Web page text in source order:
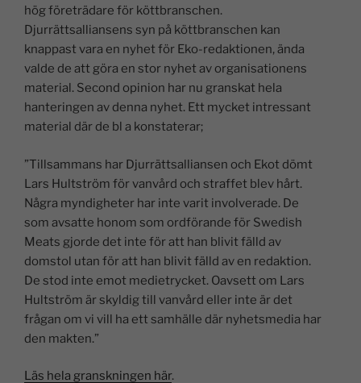
hög företrädare för köttbranschen.
Djurrättsalliansens syn på köttbranschen kan
knappast vara en nyhet för Eko-redaktionen, ända
valde de att göra en stor nyhet av organisationens
material. Second opinion har nu granskat hela
hanteringen av denna nyhet. Ett mycket intressant
material där de bl a konstaterar;
”Tillsammans har Djurrättsalliansen och Ekot dömt
Lars Hultström för vanvård och straffet blev hårt.
Några myndigheter har inte varit involverade. De
som avsatte honom som ordförande för Swedish
Meats gjorde det inte för att han blivit fälld av
domstol utan för att han blivit fälld av en redaktion.
De stod inte emot medietrycket. Oavsett om Lars
Hultström är skyldig till vanvård eller inte är det
frågan om vi vill ha ett samhälle där nyhetsmedia har
den makten.”
Läs hela granskningen här.